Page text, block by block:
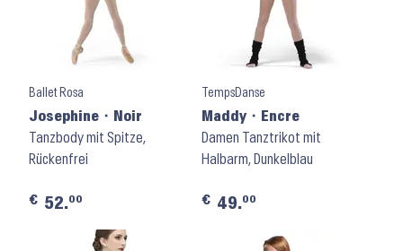
Ballet Rosa
Josephine ⬝ Noir
Tanzbody mit Spitze,
Rückenfrei
€ 52.00
TempsDanse
Maddy ⬝ Encre
Damen Tanztrikot mit
Halbarm, Dunkelblau
€ 49.00